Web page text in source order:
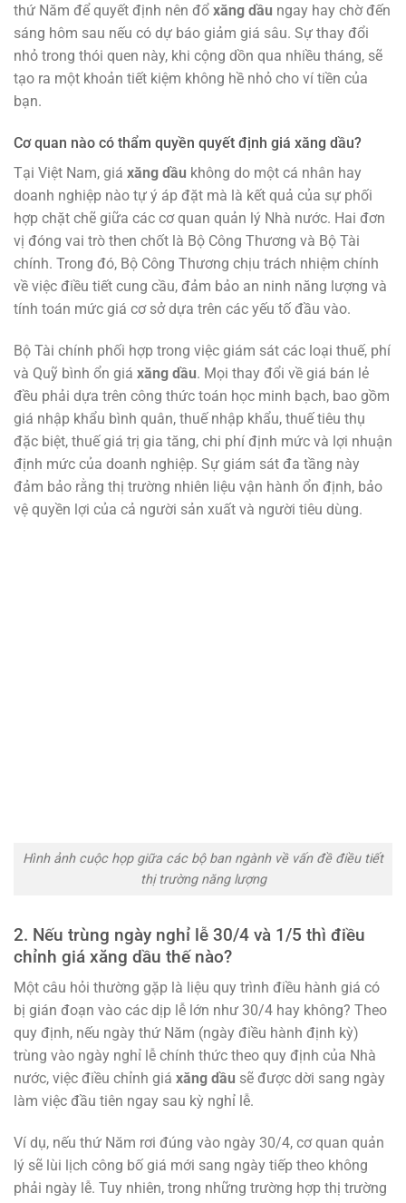
thứ Năm để quyết định nên đổ xăng dầu ngay hay chờ đến
sáng hôm sau nếu có dự báo giảm giá sâu. Sự thay đổi
nhỏ trong thói quen này, khi cộng dồn qua nhiều tháng, sẽ
tạo ra một khoản tiết kiệm không hề nhỏ cho ví tiền của
bạn.
Cơ quan nào có thẩm quyền quyết định giá xăng dầu?
Tại Việt Nam, giá xăng dầu không do một cá nhân hay
doanh nghiệp nào tự ý áp đặt mà là kết quả của sự phối
hợp chặt chẽ giữa các cơ quan quản lý Nhà nước. Hai đơn
vị đóng vai trò then chốt là Bộ Công Thương và Bộ Tài
chính. Trong đó, Bộ Công Thương chịu trách nhiệm chính
về việc điều tiết cung cầu, đảm bảo an ninh năng lượng và
tính toán mức giá cơ sở dựa trên các yếu tố đầu vào.
Bộ Tài chính phối hợp trong việc giám sát các loại thuế, phí
và Quỹ bình ổn giá xăng dầu. Mọi thay đổi về giá bán lẻ
đều phải dựa trên công thức toán học minh bạch, bao gồm
giá nhập khẩu bình quân, thuế nhập khẩu, thuế tiêu thụ
đặc biệt, thuế giá trị gia tăng, chi phí định mức và lợi nhuận
định mức của doanh nghiệp. Sự giám sát đa tầng này
đảm bảo rằng thị trường nhiên liệu vận hành ổn định, bảo
vệ quyền lợi của cả người sản xuất và người tiêu dùng.
Hình ảnh cuộc họp giữa các bộ ban ngành về vấn đề điều tiết
thị trường năng lượng
2. Nếu trùng ngày nghỉ lễ 30/4 và 1/5 thì điều
chỉnh giá xăng dầu thế nào?
Một câu hỏi thường gặp là liệu quy trình điều hành giá có
bị gián đoạn vào các dịp lễ lớn như 30/4 hay không? Theo
quy định, nếu ngày thứ Năm (ngày điều hành định kỳ)
trùng vào ngày nghỉ lễ chính thức theo quy định của Nhà
nước, việc điều chỉnh giá xăng dầu sẽ được dời sang ngày
làm việc đầu tiên ngay sau kỳ nghỉ lễ.
Ví dụ, nếu thứ Năm rơi đúng vào ngày 30/4, cơ quan quản
lý sẽ lùi lịch công bố giá mới sang ngày tiếp theo không
phải ngày lễ. Tuy nhiên, trong những trường hợp thị trường